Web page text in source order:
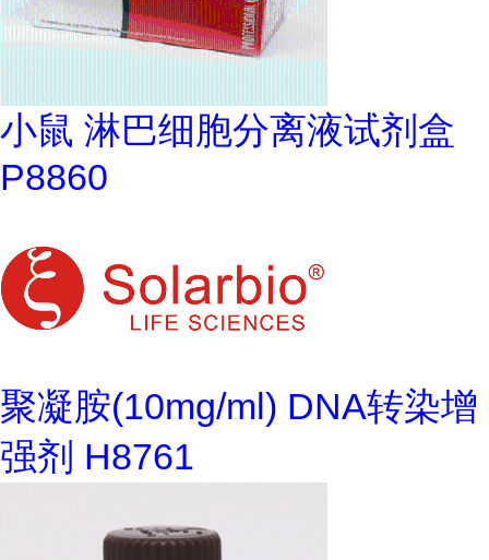
小鼠 淋巴细胞分离液试剂盒
P8860
聚凝胺(10mg/ml) DNA转染增
强剂 H8761